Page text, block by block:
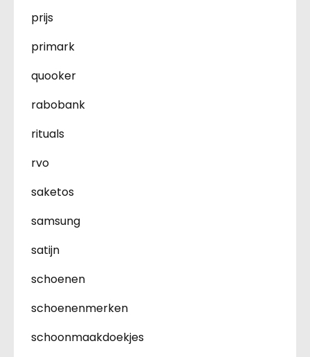
prijs
primark
quooker
rabobank
rituals
rvo
saketos
samsung
satijn
schoenen
schoenenmerken
schoonmaakdoekjes